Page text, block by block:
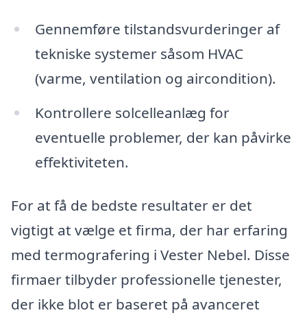
Gennemføre tilstandsvurderinger af
tekniske systemer såsom HVAC
(varme, ventilation og aircondition).
Kontrollere solcelleanlæg for
eventuelle problemer, der kan påvirke
effektiviteten.
For at få de bedste resultater er det
vigtigt at vælge et firma, der har erfaring
med termografering i Vester Nebel. Disse
firmaer tilbyder professionelle tjenester,
der ikke blot er baseret på avanceret